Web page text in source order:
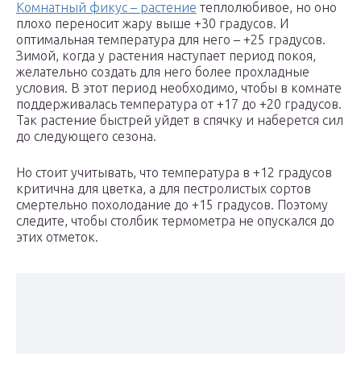
Комнатный фикус – растение теплолюбивое, но оно
плохо переносит жару выше +30 градусов. И
оптимальная температура для него – +25 градусов.
Зимой, когда у растения наступает период покоя,
желательно создать для него более прохладные
условия. В этот период необходимо, чтобы в комнате
поддерживалась температура от +17 до +20 градусов.
Так растение быстрей уйдет в спячку и наберется сил
до следующего сезона.
Но стоит учитывать, что температура в +12 градусов
критична для цветка, а для пестролистых сортов
смертельно похолодание до +15 градусов. Поэтому
следите, чтобы столбик термометра не опускался до
этих отметок.